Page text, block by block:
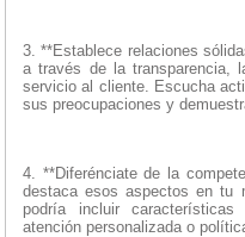
3. **Establece relaciones
a través de la transparencia,
servicio al cliente. Escucha
sus preocupaciones y
4. **Diferénciate de la
destaca esos aspectos en tu
podría incluir características
atención personalizada o